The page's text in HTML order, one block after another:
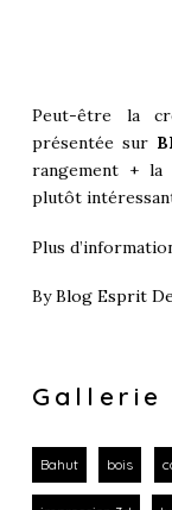
Peut-être la
présentée sur
rangement + la
plutôt
Plus
ByBlog Esprit
Gallerie
Bahut bois